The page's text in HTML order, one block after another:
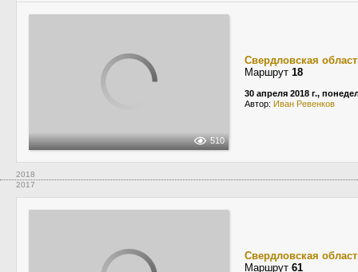
510
Свердловская
Маршрут 18
30 апреля 2018 г.,
Автор: Иван Ревенков
2018
2017
Свердловская
Маршрут 61